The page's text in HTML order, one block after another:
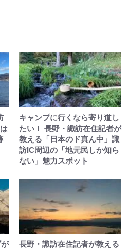
キャンプに行くなら寄り道し
たい！ 長野・諏訪在住記者が
教える「日本のド真ん中」諏
訪IC周辺の「地元民しか知ら
ない」魅力スポット
長野・諏訪在住記者が教える